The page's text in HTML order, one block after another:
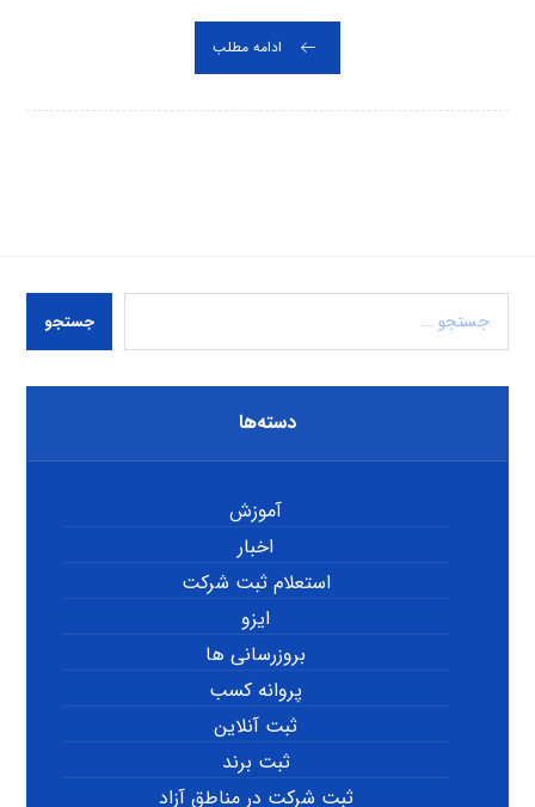
ادامه مطلب
جستجو
دسته‌ها
آموزش
اخبار
استعلام ثبت شرکت
ایزو
بروزرسانی ها
پروانه کسب
ثبت آنلاین
ثبت برند
ثبت شرکت در مناطق آزاد